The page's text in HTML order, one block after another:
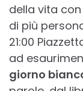
della vita con
di più
21:00
ad
giorno